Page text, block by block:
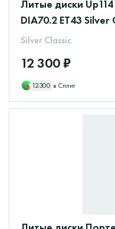
Литые диски
DIA70.2 ET43
Silver Classic
12 300 ₽
12300 в Сплит